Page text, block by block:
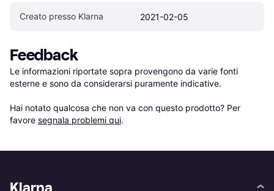
Creato presso Klarna 2021-02-05
Feedback
Le informazioni riportate sopra provengono da varie fonti
esterne e sono da considerarsi puramente indicative.
Hai notato qualcosa che non va con questo prodotto? Per
favore segnala problemi qui.